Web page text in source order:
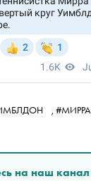
,
на наш